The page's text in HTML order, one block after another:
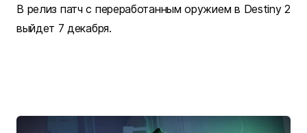
В релиз патч с переработанным оружием в Destiny 2
выйдет 7 декабря.